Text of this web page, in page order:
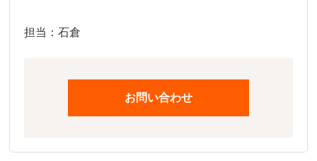
担当：石倉
お問い合わせ